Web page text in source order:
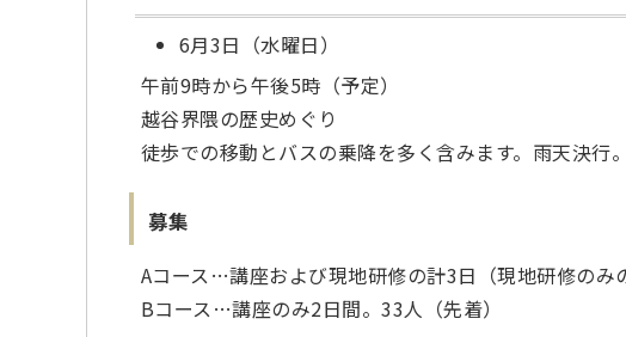
6月3日（水曜日）
午前9時から午後5時（予定）
越谷界隈の歴史めぐり
徒歩での移動とバスの乗降を多く含みます。雨天決行。
募集
Aコース…講座および現地研修の計3日（現地研修のみ
Bコース…講座のみ2日間。33人（先着）